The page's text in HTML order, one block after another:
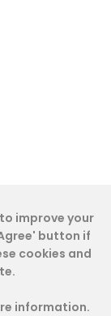
improve your
button if
cookies and
information.